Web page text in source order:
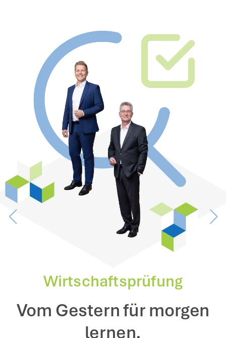
Wirtschaftsprüfung
Vom Gestern für morgen
lernen.